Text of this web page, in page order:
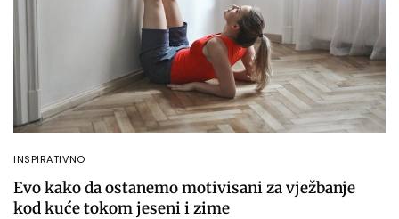
INSPIRATIVNO
Evo kako da ostanemo motivisani za vježbanje
kod kuće tokom jeseni i zime